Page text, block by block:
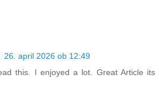
26. april 2026 ob 12:49
this. I enjoyed a lot. Great Article its